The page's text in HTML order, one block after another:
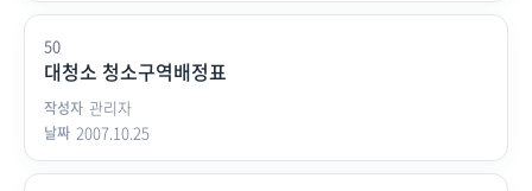
50
대청소 청소구역배정표
관리자
2007.10.25